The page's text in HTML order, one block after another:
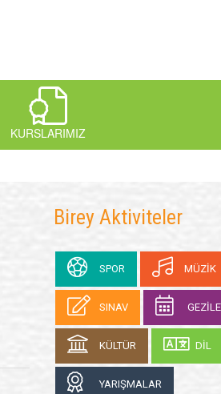
KURSLARIMIZ
Birey Aktiviteler
SPOR MÜZİK
SINAV
KÜLTÜR DİL
YARIŞMALAR